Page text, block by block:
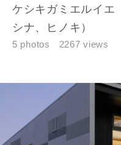
ケシキガミエルイエ
シナ、ヒノキ）
5 photos 2267 views